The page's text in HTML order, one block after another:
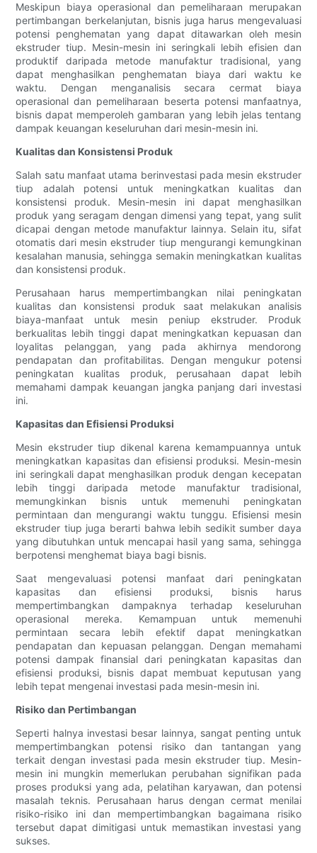
Meskipun biaya operasional dan pemeliharaan merupakan
pertimbangan berkelanjutan, bisnis juga harus mengevaluasi
potensi penghematan yang dapat ditawarkan oleh mesin
ekstruder tiup. Mesin-mesin ini seringkali lebih efisien dan
produktif daripada metode manufaktur tradisional, yang
dapat menghasilkan penghematan biaya dari waktu ke
waktu. Dengan menganalisis secara cermat biaya
operasional dan pemeliharaan beserta potensi manfaatnya,
bisnis dapat memperoleh gambaran yang lebih jelas tentang
dampak keuangan keseluruhan dari mesin-mesin ini.
Kualitas dan Konsistensi Produk
Salah satu manfaat utama berinvestasi pada mesin ekstruder
tiup adalah potensi untuk meningkatkan kualitas dan
konsistensi produk. Mesin-mesin ini dapat menghasilkan
produk yang seragam dengan dimensi yang tepat, yang sulit
dicapai dengan metode manufaktur lainnya. Selain itu, sifat
otomatis dari mesin ekstruder tiup mengurangi kemungkinan
kesalahan manusia, sehingga semakin meningkatkan kualitas
dan konsistensi produk.
Perusahaan harus mempertimbangkan nilai peningkatan
kualitas dan konsistensi produk saat melakukan analisis
biaya-manfaat untuk mesin peniup ekstruder. Produk
berkualitas lebih tinggi dapat meningkatkan kepuasan dan
loyalitas pelanggan, yang pada akhirnya mendorong
pendapatan dan profitabilitas. Dengan mengukur potensi
peningkatan kualitas produk, perusahaan dapat lebih
memahami dampak keuangan jangka panjang dari investasi
ini.
Kapasitas dan Efisiensi Produksi
Mesin ekstruder tiup dikenal karena kemampuannya untuk
meningkatkan kapasitas dan efisiensi produksi. Mesin-mesin
ini seringkali dapat menghasilkan produk dengan kecepatan
lebih tinggi daripada metode manufaktur tradisional,
memungkinkan bisnis untuk memenuhi peningkatan
permintaan dan mengurangi waktu tunggu. Efisiensi mesin
ekstruder tiup juga berarti bahwa lebih sedikit sumber daya
yang dibutuhkan untuk mencapai hasil yang sama, sehingga
berpotensi menghemat biaya bagi bisnis.
Saat mengevaluasi potensi manfaat dari peningkatan
kapasitas dan efisiensi produksi, bisnis harus
mempertimbangkan dampaknya terhadap keseluruhan
operasional mereka. Kemampuan untuk memenuhi
permintaan secara lebih efektif dapat meningkatkan
pendapatan dan kepuasan pelanggan. Dengan memahami
potensi dampak finansial dari peningkatan kapasitas dan
efisiensi produksi, bisnis dapat membuat keputusan yang
lebih tepat mengenai investasi pada mesin-mesin ini.
Risiko dan Pertimbangan
Seperti halnya investasi besar lainnya, sangat penting untuk
mempertimbangkan potensi risiko dan tantangan yang
terkait dengan investasi pada mesin ekstruder tiup. Mesin-
mesin ini mungkin memerlukan perubahan signifikan pada
proses produksi yang ada, pelatihan karyawan, dan potensi
masalah teknis. Perusahaan harus dengan cermat menilai
risiko-risiko ini dan mempertimbangkan bagaimana risiko
tersebut dapat dimitigasi untuk memastikan investasi yang
sukses.